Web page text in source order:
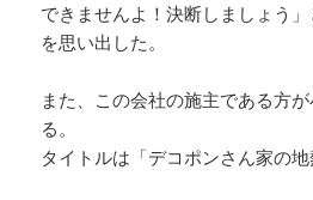
できませんよ！決断しましょう
を思い出した。
また、この会社の施主である方
る。
タイトルは「デコポンさん家の地